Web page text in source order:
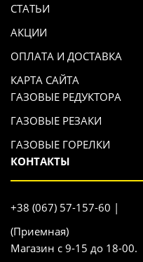
СТАТЬИ
АКЦИИ
ОПЛАТА И ДОСТАВКА
КАРТА САЙТА
ГАЗОВЫЕ РЕДУКТОРА
ГАЗОВЫЕ РЕЗАКИ
ГАЗОВЫЕ ГОРЕЛКИ
КОНТАКТЫ
+38 (067) 57-157-60 |
(Приемная)
Магазин с 9-15 до 18-00.